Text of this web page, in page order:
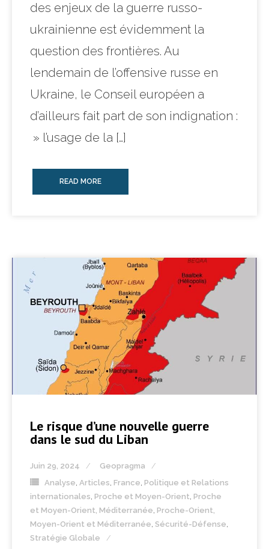
des enjeux de la guerre russo-
ukrainienne est évidemment la
question des frontières. Au
lendemain de l’offensive russe en
Ukraine, le Conseil européen a
d’ailleurs fait part de son indignation :
» l’usage de la […]
READ MORE
Le risque d’une nouvelle guerre
dans le sud du Liban
Juin 29, 2024
Geopragma
Analyse, Articles, France, Politique et Relations
internationales, Proche et Moyen-Orient, Proche
et Moyen-Orient, Méditerranée, Proche-Orient,
Moyen-Orient et Méditerranée, Sécurité-Défense,
Stratégie Globale